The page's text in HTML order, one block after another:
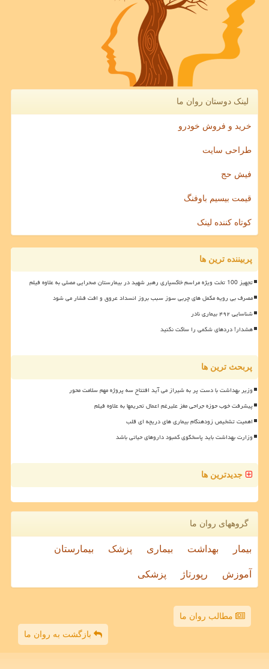
لینک دوستان روان ما
خرید و فروش خودرو
طراحی سایت
فیش حج
قیمت بیسیم باوفنگ
کوتاه کننده لینک
پربیننده ترین ها
تجهیز 100 تخت ویژه مراسم خاکسپاری رهبر شهید در بیمارستان صحرایی مصلی به علاوه فیلم
مصرف بی رویه مکمل های چربی سوز سبب بروز انسداد عروق و افت فشار می شود
شناسایی ۴۹۲ بیماری نادر
هشدار! دردهای شکمی را ساکت نکنید
پربحث ترین ها
وزیر بهداشت با دست پر به شیراز می آید افتتاح سه پروژه مهم سلامت محور
پیشرفت خوب حوزه جراحی مغز علیرغم اعمال تحریمها به علاوه فیلم
اهمیت تشخیص زودهنگام بیماری های دریچه ای قلب
وزارت بهداشت باید پاسخگوی کمبود داروهای حیاتی باشد
جدیدترین ها
گروههای روان ما
بیمار بهداشت بیماری پزشک بیمارستان
آموزش رپورتاژ پزشکی
مطالب روان ما
بازگشت به روان ما